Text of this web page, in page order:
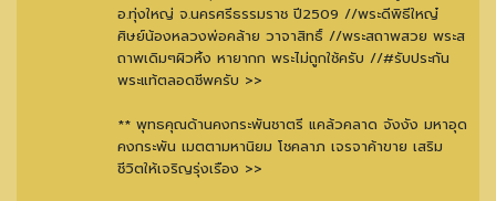
อ.ทุ่งใหญ่ จ.นครศรีธรรมราช ปี2509 //พระดีพิธีใหญ๋
ศิษย์น้องหลวงพ่อคล้าย วาจาสิทธิ์ //พระสถาพสวย พระส
ถาพเดิมๆผิวหิ้ง หายากก พระไม่ถูกใช้ครับ //#รับประกัน
พระแท้ตลอดชีพครับ >>
** พุทธคุณด้านคงกระพันชาตรี แคล้วคลาด จังงัง มหาอุด
คงกระพัน เมตตามหานิยม โชคลาภ เจรจาค้าขาย เสริม
ชีวิตให้เจริญรุ่งเรือง >>